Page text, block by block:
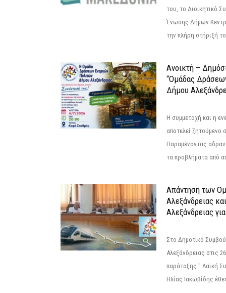
του, το Διοικητικό
Ένωσης Δήμων
την πλήρη στήριξή
Ανοικτή –
“Ομάδας
Δήμου
Η συμμετοχή και η
αποτελεί ζητούμενο
Παραμένοντας
τα προβλήματα από
Απάντηση των
Αλεξάνδρειας
Αλεξάνδρειας
Στο Δημοτικό
Αλεξάνδρειας στις
παράταξης " Λαϊκή
Ηλίας Ιακωβίδης